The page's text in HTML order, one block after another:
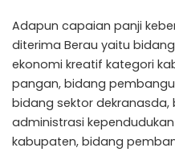
Adapun capaian panji
diterima Berau yaitu
ekonomi kreatif kategori
pangan, bidang
bidang sektor
administrasi
kabupaten, bidang